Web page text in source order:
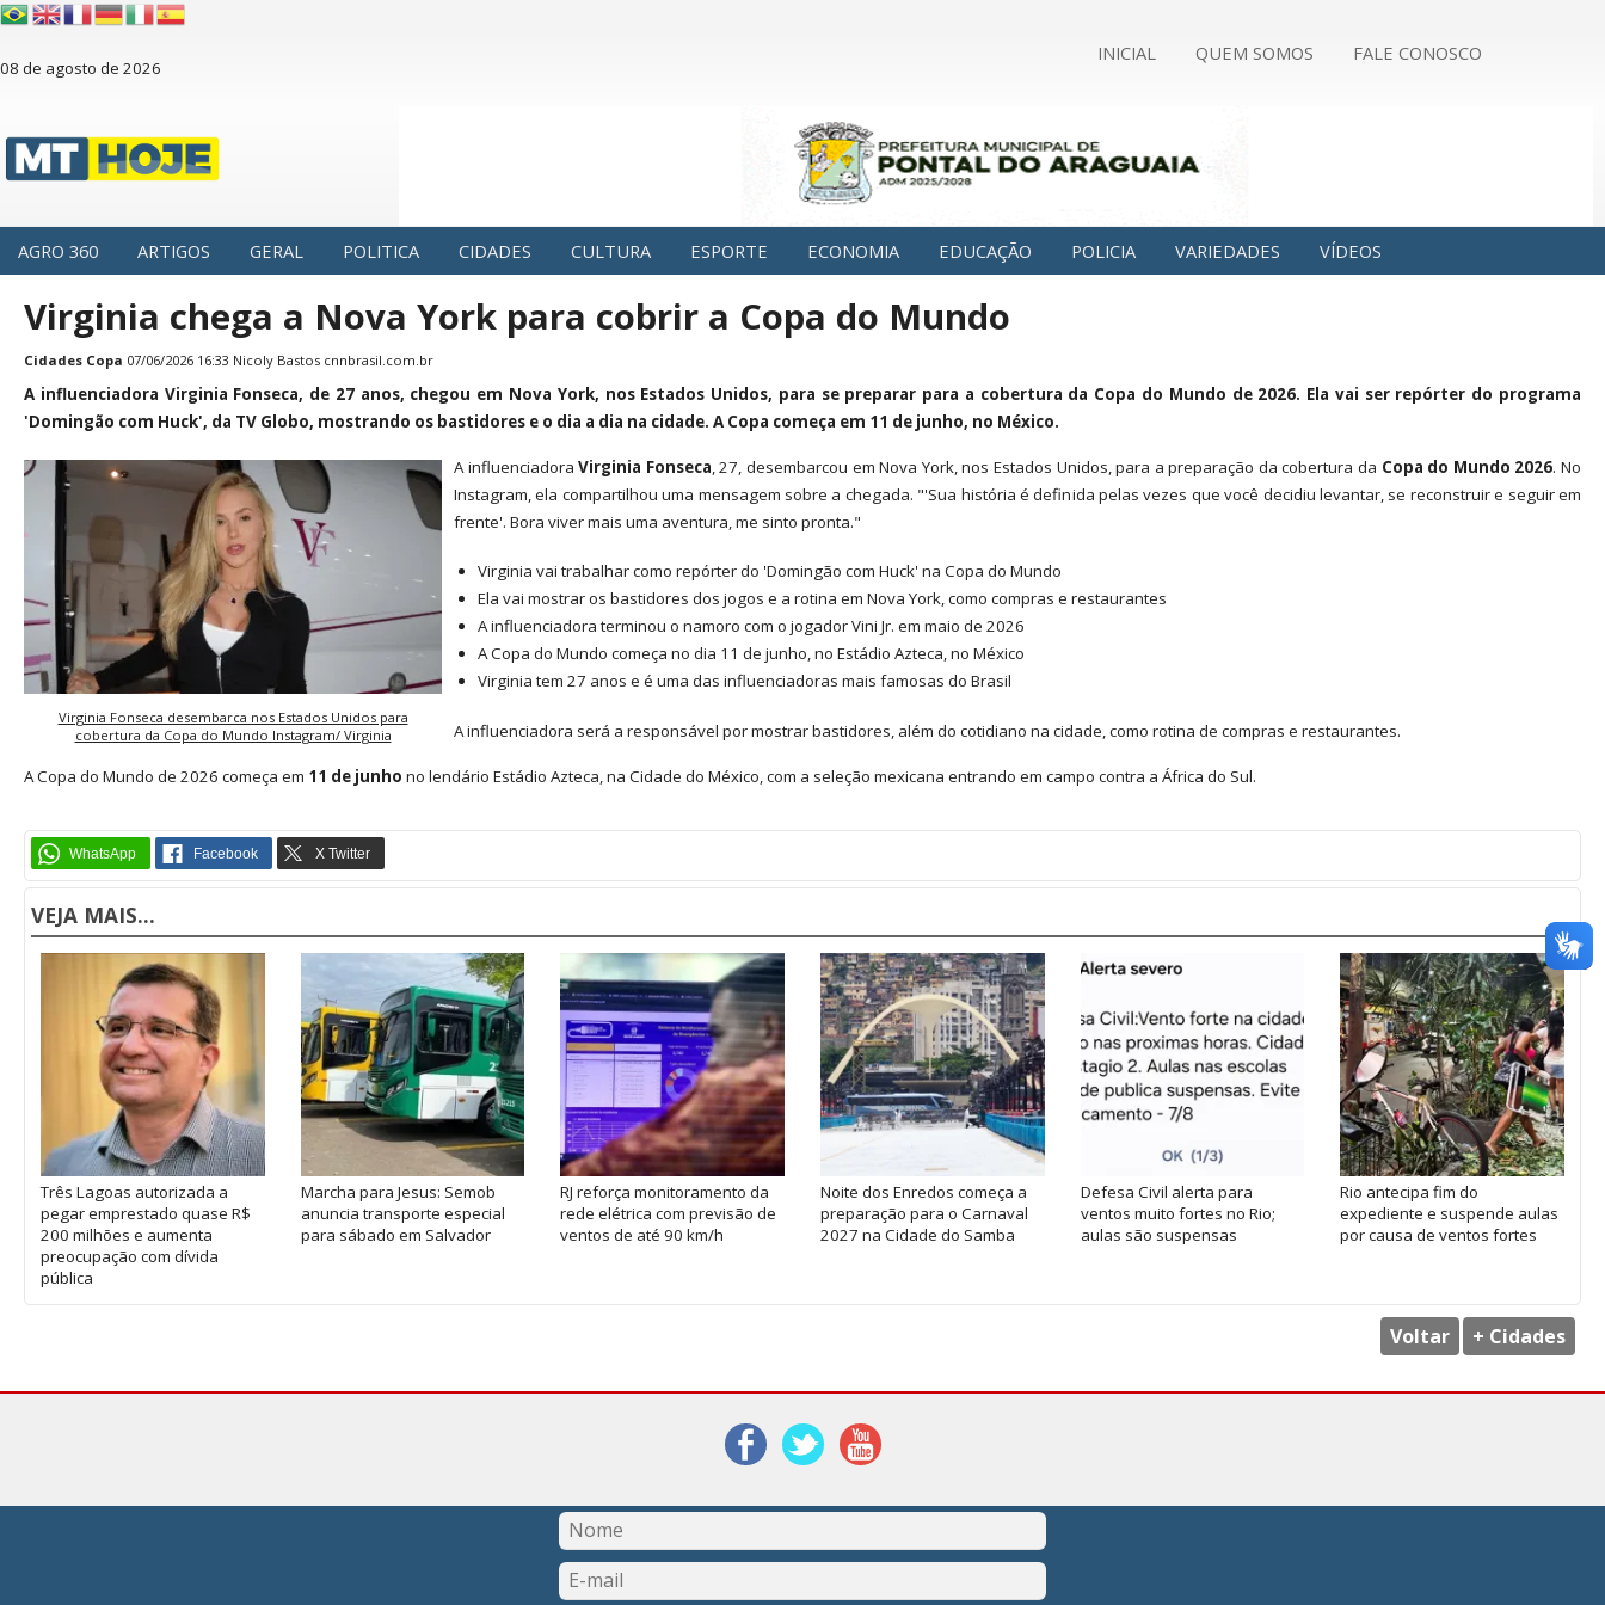
08 de agosto de 2026
INICIAL QUEM SOMOS FALE CONOSCO
AGRO 360 ARTIGOS GERAL POLITICA CIDADES CULTURA ESPORTE ECONOMIA EDUCAÇÃO POLICIA VARIEDADES VÍDEOS
Virginia chega a Nova York para cobrir a Copa do Mundo
Cidades Copa 07/06/2026 16:33 Nicoly Bastos cnnbrasil.com.br
A influenciadora Virginia Fonseca, de 27 anos, chegou em Nova York, nos Estados Unidos, para se preparar para a cobertura da Copa do Mundo de 2026. Ela vai ser repórter do programa
'Domingão com Huck', da TV Globo, mostrando os bastidores e o dia a dia na cidade. A Copa começa em 11 de junho, no México.
Virginia Fonseca desembarca nos Estados Unidos para
cobertura da Copa do Mundo Instagram/ Virginia
A influenciadoraVirginia Fonseca, 27, desembarcou em Nova York, nos Estados Unidos, para a preparação da cobertura da Copa do Mundo 2026. No
Instagram, ela compartilhou uma mensagem sobre a chegada. "'Sua história é definida pelas vezes que você decidiu levantar, se reconstruir e seguir em
frente'. Bora viver mais uma aventura, me sinto pronta."
Virginia vai trabalhar como repórter do 'Domingão com Huck' na Copa do Mundo
Ela vai mostrar os bastidores dos jogos e a rotina em Nova York, como compras e restaurantes
A influenciadora terminou o namoro com o jogador Vini Jr. em maio de 2026
A Copa do Mundo começa no dia 11 de junho, no Estádio Azteca, no México
Virginia tem 27 anos e é uma das influenciadoras mais famosas do Brasil
A influenciadora será a responsável por mostrar bastidores, além do cotidiano na cidade, como rotina de compras e restaurantes.
A Copa do Mundo de 2026 começa em 11 de junho no lendário Estádio Azteca, na Cidade do México, com a seleção mexicana entrando em campo contra a África do Sul.
VEJA MAIS...
Três Lagoas autorizada a
pegar emprestado quase R$
200 milhões e aumenta
preocupação com dívida
pública
Marcha para Jesus: Semob
anuncia transporte especial
para sábado em Salvador
RJ reforça monitoramento da
rede elétrica com previsão de
ventos de até 90 km/h
Noite dos Enredos começa a
preparação para o Carnaval
2027 na Cidade do Samba
Defesa Civil alerta para
ventos muito fortes no Rio;
aulas são suspensas
Rio antecipa fim do
expediente e suspende aulas
por causa de ventos fortes
Voltar + Cidades